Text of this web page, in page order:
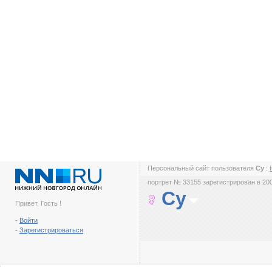
Привет, Гость !
- Войти
- Зарегистрироваться
Персональный сайт пользователя Су :
портрет № 33155 зарегистрирован в
Су